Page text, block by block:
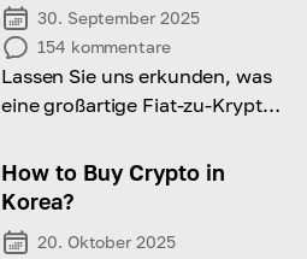
30. September 2025
154 kommentare
Lassen Sie uns erkunden, was
eine großartige Fiat-zu-Krypto-
besten Plattformempfehlungen
ansehen!
How to Buy Crypto in
Korea?
20. Oktober 2025